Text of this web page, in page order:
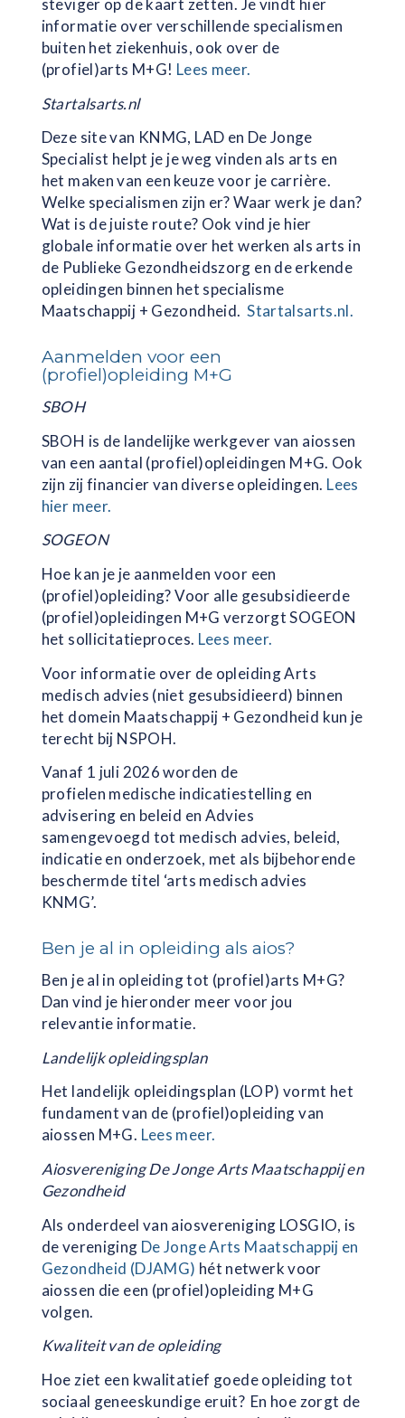
steviger op de kaart zetten. Je vindt hier
informatie over verschillende specialismen
buiten het ziekenhuis, ook over de
(profiel)arts M+G! Lees meer.
Startalsarts.nl
Deze site van KNMG, LAD en De Jonge
Specialist helpt je je weg vinden als arts en
het maken van een keuze voor je carrière.
Welke specialismen zijn er? Waar werk je dan?
Wat is de juiste route? Ook vind je hier
globale informatie over het werken als arts in
de Publieke Gezondheidszorg en de erkende
opleidingen binnen het specialisme
Maatschappij + Gezondheid.Startalsarts.nl.
Aanmelden voor een
(profiel)opleiding M+G
SBOH
SBOH is de landelijke werkgever van aiossen
van een aantal (profiel)opleidingen M+G. Ook
zijn zij financier van diverse opleidingen. Lees
hier meer.
SOGEON
Hoe kan je je aanmelden voor een
(profiel)opleiding? Voor alle gesubsidieerde
(profiel)opleidingen M+G verzorgt SOGEON
het sollicitatieproces. Lees meer.
Voor informatie over de opleiding Arts
medisch advies (niet gesubsidieerd) binnen
het domein Maatschappij + Gezondheid kun je
terecht bij NSPOH.
Vanaf 1 juli 2026 worden de
profielen medische indicatiestelling en
advisering en beleid en Advies
samengevoegd tot medisch advies, beleid,
indicatie en onderzoek, met als bijbehorende
beschermde titel ‘arts medisch advies
KNMG’.
Ben je al in opleiding als aios?
Ben je al in opleiding tot (profiel)arts M+G?
Dan vind je hieronder meer voor jou
relevantie informatie.
Landelijk opleidingsplan
Het landelijk opleidingsplan (LOP) vormt het
fundament van de (profiel)opleiding van
aiossen M+G. Lees meer.
Aiosvereniging De Jonge Arts Maatschappij en
Gezondheid
Als onderdeel van aiosvereniging LOSGIO, is
de vereniging De Jonge Arts Maatschappij en
Gezondheid (DJAMG) hét netwerk voor
aiossen die een (profiel)opleiding M+G
volgen.
Kwaliteit van de opleiding
Hoe ziet een kwalitatief goede opleiding tot
sociaal geneeskundige eruit? En hoe zorgt de